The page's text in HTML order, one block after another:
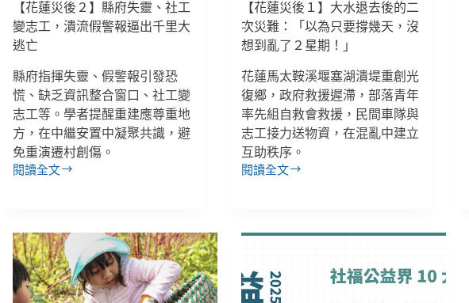
住
院
改
法
院
裁
定、
西
拉
為
第
17
個
原
人
在
地
老？
【花蓮災後２】縣府失靈、社工
變志工，潰流假警報逼出千里大
逃亡
縣府指揮失靈、假警報引發恐
慌、缺乏資訊整合窗口、社工變
志工等。學者提醒重建應尊重地
方，在中繼安置中凝聚共識，避
免重演遷村創傷。
閱讀全文
【花
２】
縣
府
失
【花蓮災後１】大水退去後的二
次災難：「以為只要撐幾天，沒
想到亂了２星期！」
花蓮馬太鞍溪堰塞湖潰堤重創光
復鄉，政府救援遲滯，部落青年
率先組自救會救援，民間車隊與
志工接力送物資，在混亂中建立
互助秩序。
閱讀全文
【花
水
退